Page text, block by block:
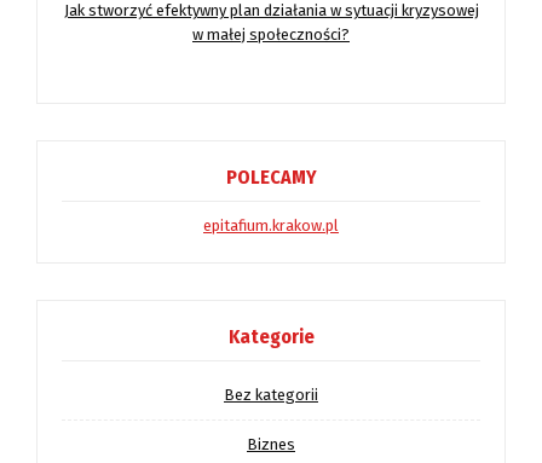
Jak stworzyć efektywny plan działania w sytuacji kryzysowej
w małej społeczności?
POLECAMY
epitafium.krakow.pl
Kategorie
Bez kategorii
Biznes